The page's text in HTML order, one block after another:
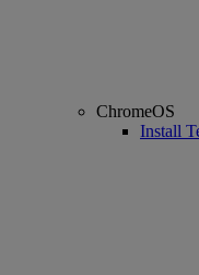
ChromeOS
Install